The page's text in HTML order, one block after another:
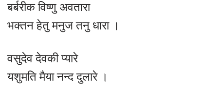
बर्बरीक विष्णु अवतारा
भक्तन हेतु मनुज तनु धारा ।
वसुदेव देवकी प्यारे
यशुमति मैया नन्द दुलारे ।